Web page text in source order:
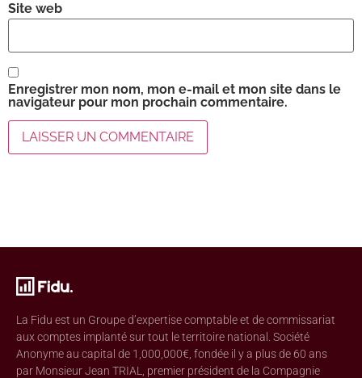
Site web
Enregistrer mon nom, mon e-mail et mon site dans le
navigateur pour mon prochain commentaire.
La Fidu est un Groupe d’expertise comptable et de commissariat
aux comptes implanté sur tout le territoire national. Société
Anonyme au capital de 1,000,000€, fondée il y a plus de 60 ans
par Monsieur Jean TRIAL, premier président de la Compagnie